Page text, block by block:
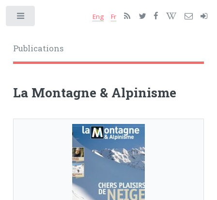
Publications
Eng Fr
La Montagne & Alpinisme